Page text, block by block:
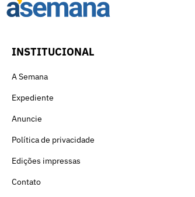
INSTITUCIONAL
A Semana
Expediente
Anuncie
Política de privacidade
Edições impressas
Contato